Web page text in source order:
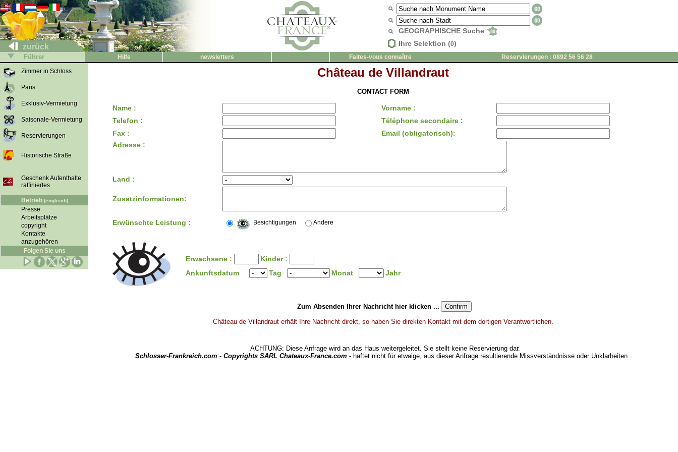
zurück
GEOGRAPHISCHE Suche
Ihre Selektion (0)
Führer Hilfe newsletters Faites-vous connaître
Reservierungen : 0892 56 56 28
Zimmer in Schloss
Paris
Exklusiv-Vermietung
Saisonale-Vermietung
Reservierungen
Historische Straße
Geschenk Aufenthalte
raffiniertes
Betrieb (englisch)
Presse
Arbeitsplätze
copyright
Kontakte
anzugehören
Folgen Sie uns
Château de Villandraut
CONTACT FORM
Name :
Vorname :
Telefon :
Téléphone secondaire :
Fax :
Email (obligatorisch):
Adresse :
Land :
Zusatzinformationen:
Erwünschte Leistung : Besichtigungen Andere
Erwachsene :
Kinder :
Ankunftsdatum
Tag Monat Jahr
Zum Absenden Ihrer Nachricht hier klicken ...
Château de Villandraut erhält Ihre Nachricht direkt, so haben Sie direkten Kontakt mit dem dortigen Verantwortlichen.
ACHTUNG: Diese Anfrage wird an das Haus weitergeleitet. Sie stellt keine Reservierung dar.
Schlosser-Frankreich.com - Copyrights SARL Chateaux-France.com - haftet nicht für etwaige, aus dieser Anfrage resultierende Missverständnisse oder Unklarheiten .